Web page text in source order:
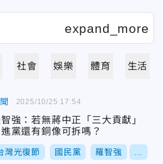
社會 娛樂 體育 生活
智強：若無蔣中正「三大貢獻」
進黨還有銅像可拆嗎？
灣光復節 國民黨 羅智強
2025/10/25 17:54